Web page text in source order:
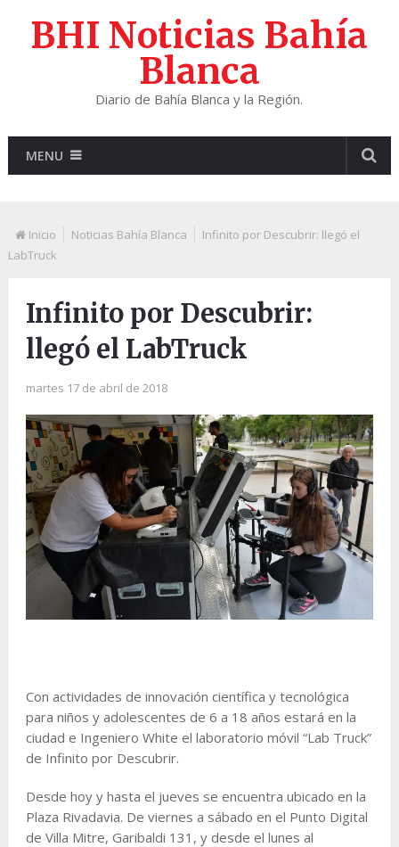
BHI Noticias Bahía
Blanca
Diario de Bahía Blanca y la Región.
MENU
Inicio Noticias Bahía Blanca
Infinito por Descubrir: llegó el
LabTruck
Infinito por Descubrir:
llegó el LabTruck
martes 17 de abril de 2018
Con actividades de innovación científica y tecnológica
para niños y adolescentes de 6 a 18 años estará en la
ciudad e Ingeniero White el laboratorio móvil “Lab Truck”
de Infinito por Descubrir.
Desde hoy y hasta el jueves se encuentra ubicado en la
Plaza Rivadavia. De viernes a sábado en el Punto Digital
de Villa Mitre, Garibaldi 131, y desde el lunes al